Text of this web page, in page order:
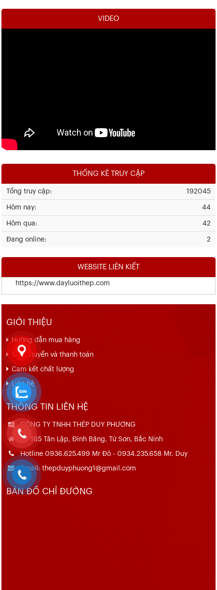
VIDEO
THỐNG KÊ TRUY CẬP
192045
Tổng truy cập:
44
Hôm nay:
42
Hôm qua:
2
Đang online:
WEBSITE LIÊN KIẾT
https://www.dayluoithep.com
GIỚI THIỆU
Hướng dẫn mua hàng
Vận chuyển và thanh toán
Cam kết chất lượng
Liên hệ
THÔNG TIN LIÊN HỆ
CÔNG TY TNHH THÉP DUY PHƯƠNG
Số 165 Tân Lập, Đình Bảng, Từ Sơn, Bắc Ninh
Hotline 0936.625.499 Mr Đô - 0934.235.658 Mr. Duy
Email: thepduyphuong1@gmail.com
BẢN ĐỒ CHỈ ĐƯỜNG